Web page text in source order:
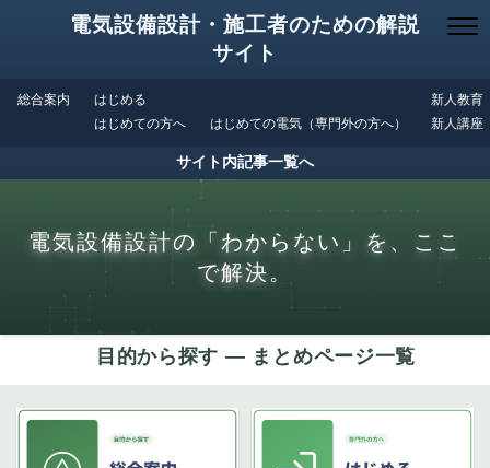
電気設備設計・施工者のための解説
サイト
総合案内
はじめる
はじめての方へ
はじめての電気（専門外の方へ）
新人教育
新人講座
サイト内記事一覧へ
電気設備設計の「わからない」を、ここ
で解決。